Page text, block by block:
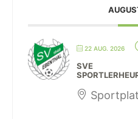
22 AUG. 2026
SVE